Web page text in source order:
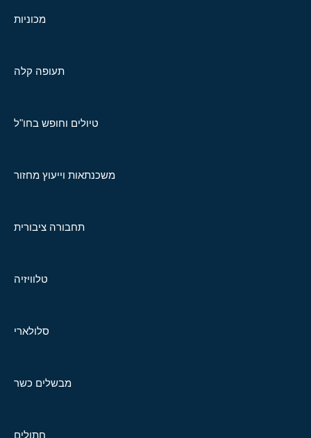
מכוניות
תעופה קלה
טיולים וחופש בחו"ל
משכנתאות וייעוץ מחזור
תחבורה ציבורית
טלוויזיה
סלולארי
מבשלים כשר
חתולים